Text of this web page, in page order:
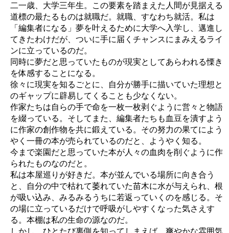
二一歳、大学三年生。この要素を踏まえた人間が見据える
道標の最たるものは就職だ。就職、すなわち就活。私は
「編集者になる」夢を叶えるために大学へ入学し、邁進し
てきたわけだが、ついに手に届くチャンスにまみえるライ
ンに立っているのだ。
同時に夢だと思っていたものが現実としてあらわれる慄き
を体感することになる。
徐々に現実を知るごとに、自分が勝手に描いていた理想と
のギャップに辟易してくることも少なくない。
作家たちは自らの手で命を一枚一枚剥ぐように営々と物語
を綴っている。そしてまた、編集者たちも血豆を潰すよう
に作家の創作物を共に鍛えている。その努力の果てによう
やく一冊の本が売られているのだと、ようやく知る。
今まで楽園だと思っていた本が人々の血肉を削ぐように作
られたものなのだと。
私は本屋巡りが好きだ。本が並んでいる場所に向き合う
と、自分の中で枯れて萎れていた苗木に水が与えられ、根
が吸い込み、みるみるうちに若返っていくのを感じる。そ
の場に立っているだけで呼吸がしやすくなった気さえす
る。本棚は私の生命の源なのだ。
しかし、ひとたび裏側を知ってしまえば、爽やかな雰囲気